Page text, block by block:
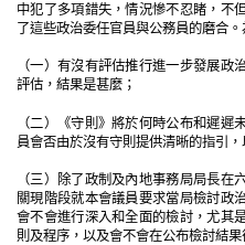
中犯了多項錯失，情況慘不忍睹，不
了這些政治委任官員與公務員的磨合
（一）有沒有評估推行進一步發展
評估，結果是甚麼；
（二）《守則》將於何時公布和遲
員會否由於沒有守則提供清晰的指引
（三）除了政制及內地事務局局長
關現階段就本會議員要求當局檢討政
會不會進行深入和全面的檢討，尤其
則及程序，以及會不會在公布檢討結